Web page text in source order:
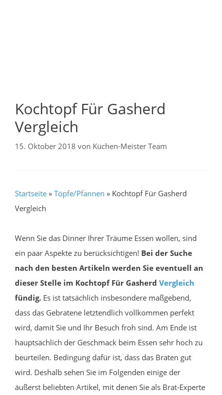
Kochtopf Für Gasherd
Vergleich
15. Oktober 2018 von Küchen-Meister Team
Startseite » Töpfe/Pfannen » Kochtopf Für Gasherd
Vergleich
Wenn Sie das Dinner Ihrer Träume Essen wollen, sind
ein paar Aspekte zu berücksichtigen! Bei der Suche
nach den besten Artikeln werden Sie eventuell an
dieser Stelle im Kochtopf Für Gasherd Vergleich
fündig. Es ist tatsächlich insbesondere maßgebend,
dass das Gebratene letztendlich vollkommen perfekt
wird, damit Sie und Ihr Besuch froh sind. Am Ende ist
hauptsächlich der Geschmack beim Essen sehr hoch zu
beurteilen. Bedingung dafür ist, dass das Braten gut
wird. Deshalb sehen Sie im Folgenden einige der
äußerst beliebten Artikel, mit denen Sie als Brat-Experte